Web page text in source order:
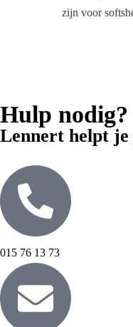
zijn voor
Hulp nodig?
Lennert helpt
015 76 13 73